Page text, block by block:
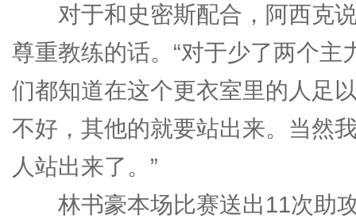
对于和史密斯配合，阿西克说
尊重教练的话。“对于少了两个主
们都知道在这个更衣室里的人足
不好，其他的就要站出来。当然
人站出来了。”
林书豪本场比赛送出11次助攻